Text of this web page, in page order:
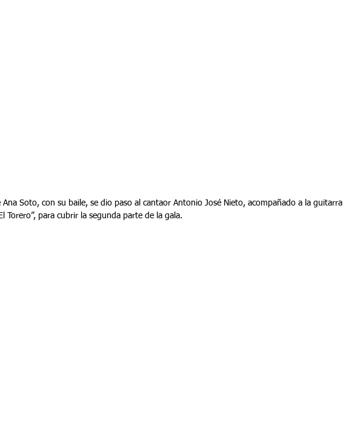
Ana Soto, con su baile, se dio paso al cantaor Antonio José Nieto, acompañado a la guitarra
Torero”, para cubrir la segunda parte de la gala.